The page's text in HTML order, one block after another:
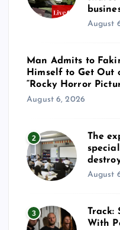
August
Man Admits to
Himself to Get Out
“Rocky Horror
August 6, 2026
2
The
August
3
Track:
With